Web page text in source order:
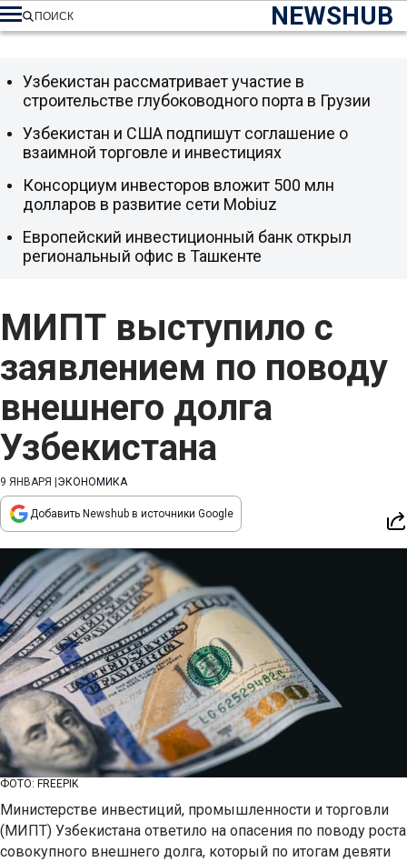
NEWSHUB
ПОИСК
МИПТ выступило с
заявлением по поводу
внешнего долга
Узбекистана
9 ЯНВАРЯ ЭКОНОМИКА
Добавить Newshub в источники Google
ФОТО: FREEPIK
Министерстве инвестиций, промышленности и торговли
(МИПТ) Узбекистана ответило на опасения по поводу роста
совокупного внешнего долга, который по итогам девяти
Узбекистан рассматривает участие в
строительстве глубоководного порта в Грузии
Узбекистан и США подпишут соглашение о
взаимной торговле и инвестициях
Консорциум инвесторов вложит 500 млн
долларов в развитие сети Mobiuz
Европейский инвестиционный банк открыл
региональный офис в Ташкенте